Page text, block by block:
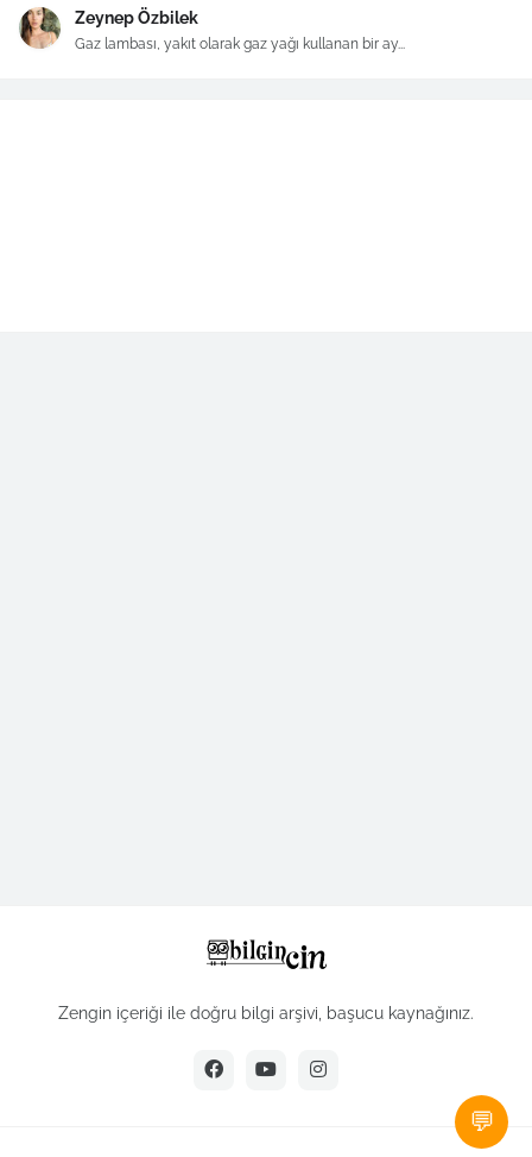
Zeynep Özbilek
Gaz lambası, yakıt olarak gaz yağı kullanan bir ay...
Zengin içeriği ile doğru bilgi arşivi, başucu kaynağınız.
💬